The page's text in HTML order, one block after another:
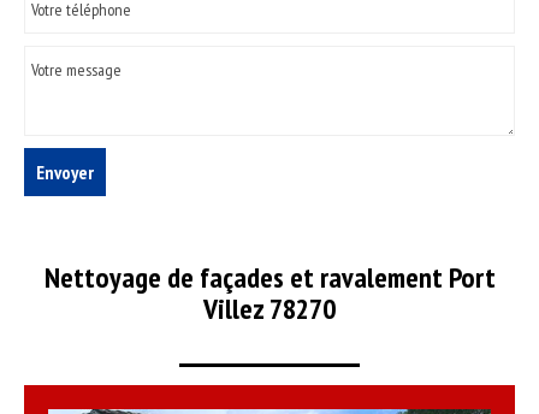
Nettoyage de façades et ravalement Port
Villez 78270